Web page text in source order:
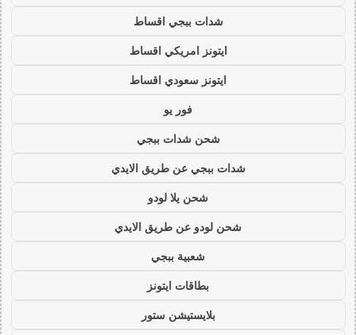
شدات ببجي اقساط
ايتونز امريكي اقساط
ايتونز سعودي اقساط
فور يو
شحن شدات ببجي
شدات ببجي عن طريق الايدي
شحن يلا لودو
شحن لودو عن طريق الايدي
شعبية ببجي
بطاقات ايتونز
بلايستيشن ستور